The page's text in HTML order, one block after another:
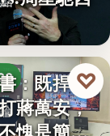
：既捍衛
蔣萬安，
♡